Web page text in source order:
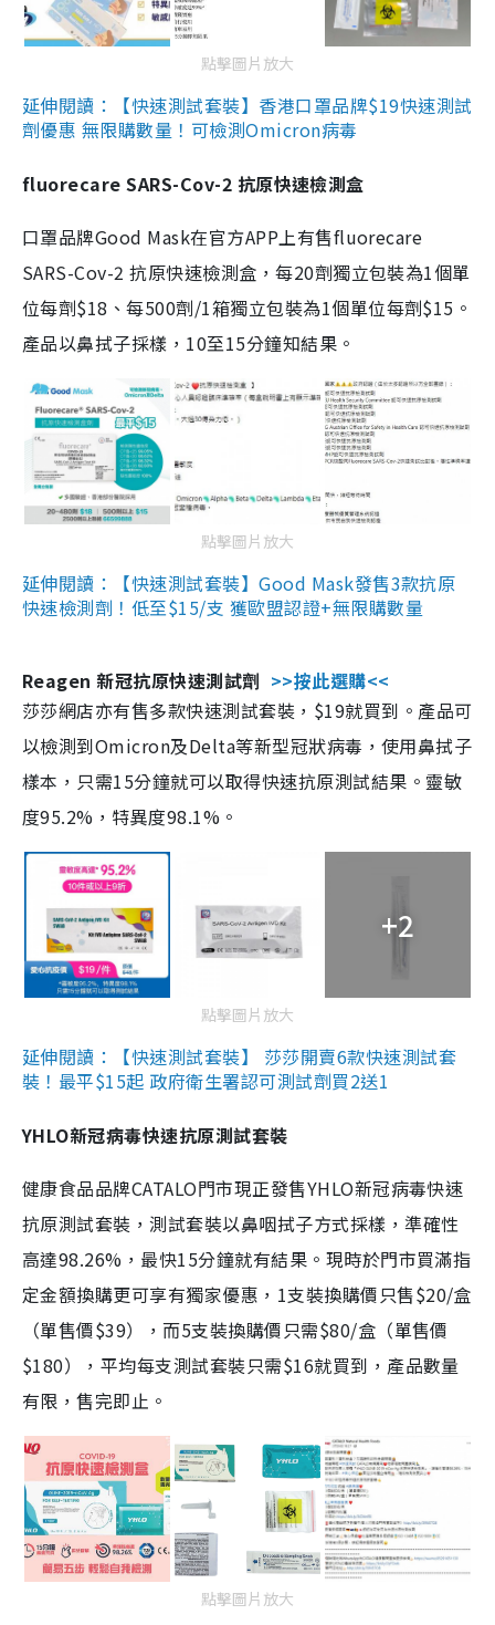
點擊圖片放大
延伸閱讀：【快速測試套裝】香港口罩品牌$19快速測試
劑優惠 無限購數量！可檢測Omicron病毒
fluorecare SARS-Cov-2 抗原快速檢測盒
口罩品牌Good Mask在官方APP上有售fluorecare
SARS-Cov-2 抗原快速檢測盒，每20劑獨立包裝為1個單
位每劑$18、每500劑/1箱獨立包裝為1個單位每劑$15。
產品以鼻拭子採樣，10至15分鐘知結果。
點擊圖片放大
延伸閱讀：【快速測試套裝】Good Mask發售3款抗原
快速檢測劑！低至$15/支 獲歐盟認證+無限購數量
Reagen 新冠抗原快速測試劑 >>按此選購<<
莎莎網店亦有售多款快速測試套裝，$19就買到。產品可
以檢測到Omicron及Delta等新型冠狀病毒，使用鼻拭子
樣本，只需15分鐘就可以取得快速抗原測試結果。靈敏
度95.2%，特異度98.1%。
+2
點擊圖片放大
延伸閱讀：【快速測試套裝】 莎莎開賣6款快速測試套
裝！最平$15起 政府衛生署認可測試劑買2送1
YHLO新冠病毒快速抗原測試套裝
健康食品品牌CATALO門市現正發售YHLO新冠病毒快速
抗原測試套裝，測試套裝以鼻咽拭子方式採樣，準確性
高達98.26%，最快15分鐘就有結果。現時於門市買滿指
定金額換購更可享有獨家優惠，1支裝換購價只售$20/盒
（單售價$39），而5支裝換購價只需$80/盒（單售價
$180），平均每支測試套裝只需$16就買到，產品數量
有限，售完即止。
點擊圖片放大